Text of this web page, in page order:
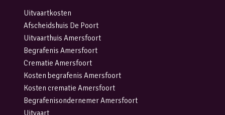
Uitvaartkosten
Afscheidshuis De Poort
Uitvaarthuis Amersfoort
Begrafenis Amersfoort
Crematie Amersfoort
Kosten begrafenis Amersfoort
Kosten crematie Amersfoort
Begrafenisondernemer Amersfoort
Uitvaart